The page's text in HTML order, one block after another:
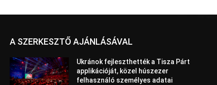
A SZERKESZTŐ AJÁNLÁSÁVAL
Ukránok fejleszthették a Tisza Párt
applikációját, közel húszezer
felhasználó személyes adatai